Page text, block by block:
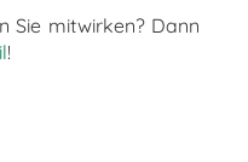
Sie mitwirken? Dann
!